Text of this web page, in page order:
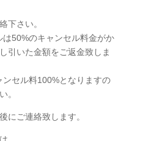
下さい。
50%のキャンセル料金がか
引いた金額をご返金致しま
セル料100%となりますの
。
にご連絡致します。